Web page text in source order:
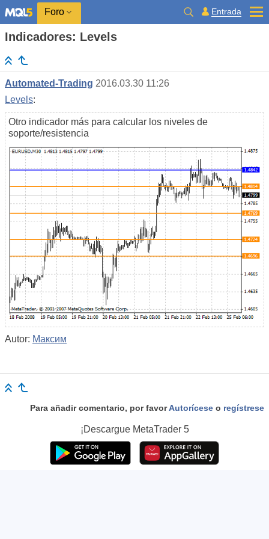
Foro Entrada
Indicadores: Levels
Automated-Trading 2016.03.30 11:26
Levels:
Otro indicador más para calcular los niveles de
soporte/resistencia
Autor: Максим
Para añadir comentario, por favorAutorícese o regístrese
¡Descargue MetaTrader 5